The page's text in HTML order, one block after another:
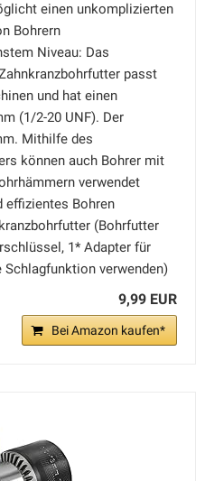
einen unkomplizierten
Bohrern
Niveau: Das
passt
und hat einen
(1/2-20 UNF). Der
Mithilfe des
können auch Bohrer mit
verwendet
effizientes Bohren
(Bohrfutter
1* Adapter für
Schlagfunktion verwenden)
9,99 EUR
Bei Amazon kaufen*